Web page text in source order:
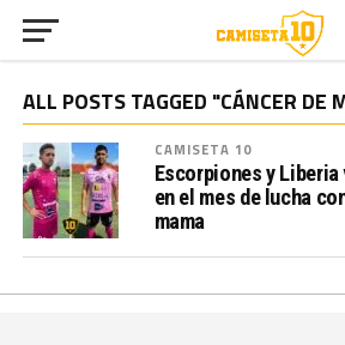
ALL POSTS TAGGED "CÁNCER DE
CAMISETA 10
Escorpiones y
en el mes de lucha
mama